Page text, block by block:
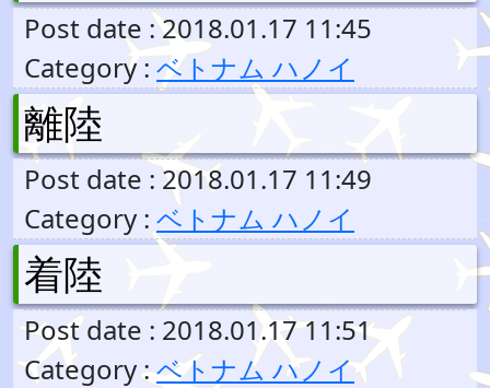
Post date : 2018.01.17 11:45
Category : ベトナム ハノイ
離陸
Post date : 2018.01.17 11:49
Category : ベトナム ハノイ
着陸
Post date : 2018.01.17 11:51
Category : ベトナム ハノイ